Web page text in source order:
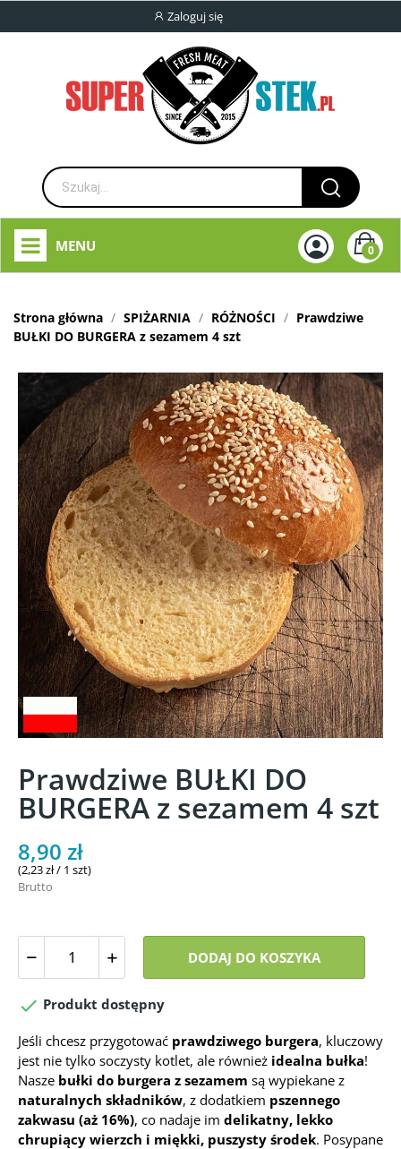
Zaloguj się
0
MENU
Strona główna SPIŻARNIA RÓŻNOŚCI
Prawdziwe
BUŁKI DO BURGERA z sezamem 4 szt
Prawdziwe BUŁKI DO
BURGERA z sezamem 4 szt
8,90 zł
(2,23 zł / 1 szt)
Brutto
DODAJ DO KOSZYKA
 Produkt dostępny
Jeśli chcesz przygotować prawdziwego burgera, kluczowy
jest nie tylko soczysty kotlet, ale również idealna bułka!
Nasze bułki do burgera z sezamem są wypiekane z
naturalnych składników, z dodatkiem pszennego
zakwasu (aż 16%), co nadaje im delikatny, lekko
chrupiący wierzch i miękki, puszysty środek. Posypane